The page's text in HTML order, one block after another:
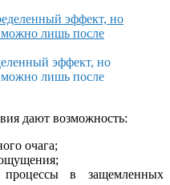
эффект, но
можно лишь после
дают возможность:
очага;
процессы в защемленных